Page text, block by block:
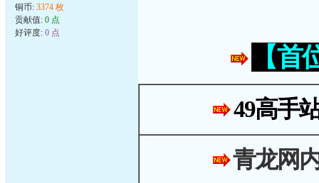
铜币: 3374 枚
贡献值: 0 点
好评度: 0 点
【
49高手
青龙网